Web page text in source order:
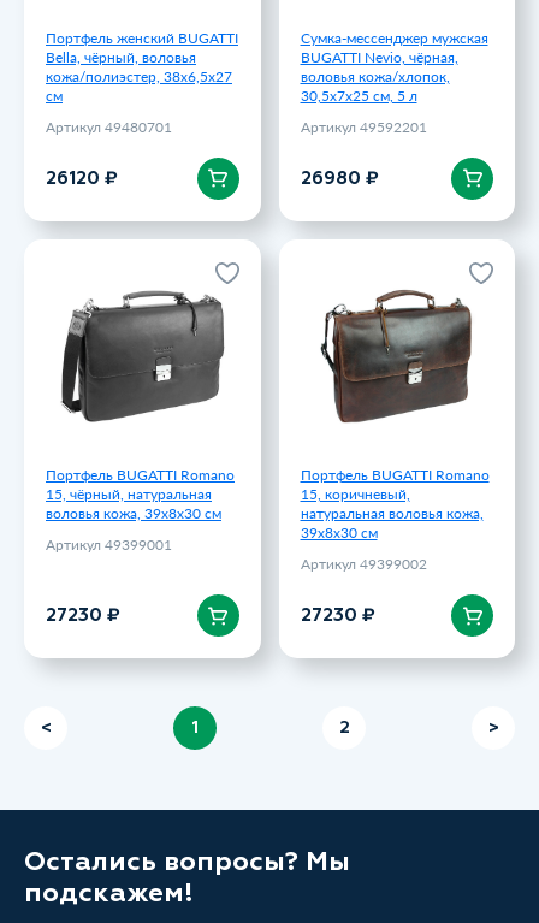
Портфель женский BUGATTI
Bella, чёрный, воловья
кожа/полиэстер, 38х6,5х27
см
Артикул 49480701
26120 ₽В корзину
Сумка-мессенджер мужская
BUGATTI Nevio, чёрная,
воловья кожа/хлопок,
30,5х7х25 см, 5 л
Артикул 49592201
26980 ₽В корзину
Портфель BUGATTI Romano
15, чёрный, натуральная
воловья кожа, 39х8х30 см
Артикул 49399001
27230 ₽
Портфель BUGATTI Romano
15, чёрный, натуральная
воловья кожа, 39х8х30 см
Артикул 49399001
27230 ₽
В корзину
Портфель BUGATTI Romano
15, коричневый,
натуральная воловья кожа,
39х8х30 см
Артикул 49399002
27230 ₽
Портфель BUGATTI Romano
15, коричневый,
натуральная воловья кожа,
39х8х30 см
Артикул 49399002
27230 ₽
В корзину
< 1 2 >
Остались вопросы? Мы
подскажем!